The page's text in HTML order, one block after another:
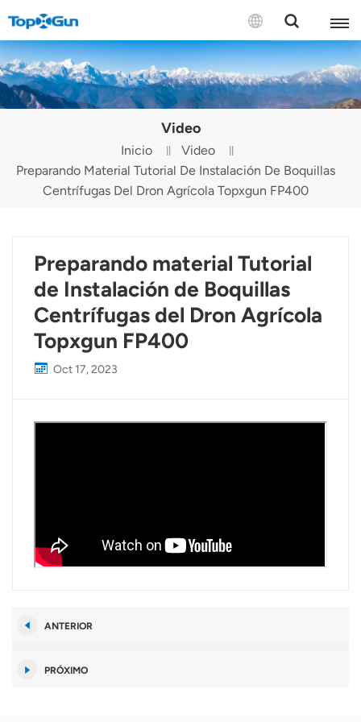
CONTÁCTENOS
English
Русский
Türkçe
Tiếng Việt
Video
Inicio
Video
Preparando Material Tutorial De Instalación De Boquillas
Centrífugas Del Dron Agrícola Topxgun FP400
Preparando material Tutorial
de Instalación de Boquillas
Centrífugas del Dron Agrícola
Topxgun FP400
Oct 17, 2023
ANTERIOR
PRÓXIMO